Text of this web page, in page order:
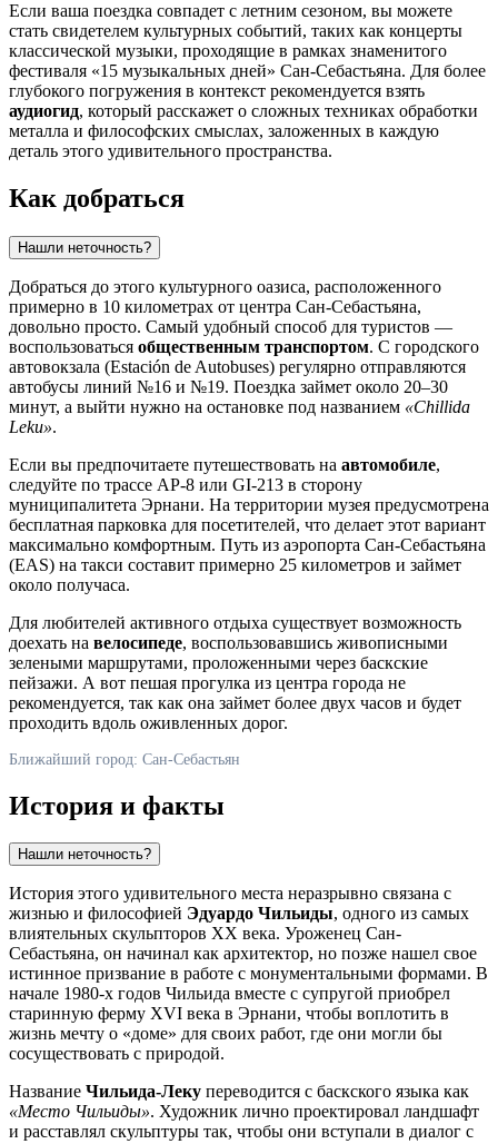
Если ваша поездка совпадет с летним сезоном, вы можете
стать свидетелем культурных событий, таких как концерты
классической музыки, проходящие в рамках знаменитого
фестиваля «15 музыкальных дней» Сан-Себастьяна. Для более
глубокого погружения в контекст рекомендуется взять
аудиогид, который расскажет о сложных техниках обработки
металла и философских смыслах, заложенных в каждую
деталь этого удивительного пространства.
Как добраться
Нашли неточность?
Добраться до этого культурного оазиса, расположенного
примерно в 10 километрах от центра Сан-Себастьяна,
довольно просто. Самый удобный способ для туристов —
воспользоваться общественным транспортом. С городского
автовокзала (Estación de Autobuses) регулярно отправляются
автобусы линий №16 и №19. Поездка займет около 20–30
минут, а выйти нужно на остановке под названием «Chillida
Leku».
Если вы предпочитаете путешествовать на автомобиле,
следуйте по трассе AP-8 или GI-213 в сторону
муниципалитета Эрнани. На территории музея предусмотрена
бесплатная парковка для посетителей, что делает этот вариант
максимально комфортным. Путь из аэропорта Сан-Себастьяна
(EAS) на такси составит примерно 25 километров и займет
около получаса.
Для любителей активного отдыха существует возможность
доехать на велосипеде, воспользовавшись живописными
зелеными маршрутами, проложенными через баскские
пейзажи. А вот пешая прогулка из центра города не
рекомендуется, так как она займет более двух часов и будет
проходить вдоль оживленных дорог.
Ближайший город: Сан-Себастьян
История и факты
Нашли неточность?
История этого удивительного места неразрывно связана с
жизнью и философией Эдуардо Чильиды, одного из самых
влиятельных скульпторов XX века. Уроженец Сан-
Себастьяна, он начинал как архитектор, но позже нашел свое
истинное призвание в работе с монументальными формами. В
начале 1980-х годов Чильида вместе с супругой приобрел
старинную ферму XVI века в Эрнани, чтобы воплотить в
жизнь мечту о «доме» для своих работ, где они могли бы
сосуществовать с природой.
Название Чильида-Леку переводится с баскского языка как
«Место Чильиды». Художник лично проектировал ландшафт
и расставлял скульптуры так, чтобы они вступали в диалог с